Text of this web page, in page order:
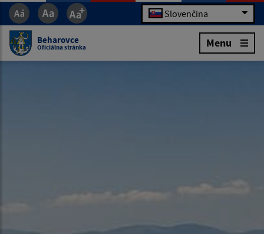
Slovenčina
Beharovce
Oficiálna stránka Menu